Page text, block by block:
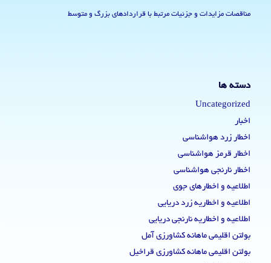
مناقصات مزایدات و جزئیات مرتبط با قراردادهای بزرگ و متوسط
دسته ها
Uncategorized
اخبار
اخطار زرد هواشناسی
اخطار قرمز هواشناسی
اخطار نارنجی هواشناسی
اطلاعیه و اخطارهای جوی
اطلاعیه و اخطاریه زرد دریایی
اطلاعیه و اخطاریه نارنجی دریایی
بولتن اقلیمی ماهانه کشاورزی آمل
بولتن اقلیمی ماهانه کشاورزی قراخیل